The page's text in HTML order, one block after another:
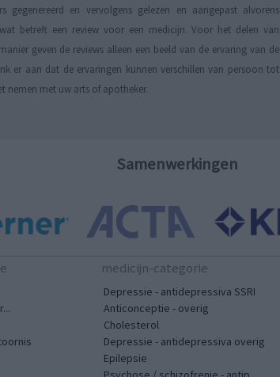
en vervolgens gelezen en aangepast alvorens
betreft een review voor een medicijn. Voor het delen van
geven de reviews alleen een beeld van de ervaring van de
er aan dat de ervaringen kunnen verschillen van persoon tot
met uw arts of apotheker.
Samenwerkingen
medicijn-categorie
Depressie - antidepressiva SSRI
Anticonceptie - overig
Cholesterol
Depressie - antidepressiva overig
Epilepsie